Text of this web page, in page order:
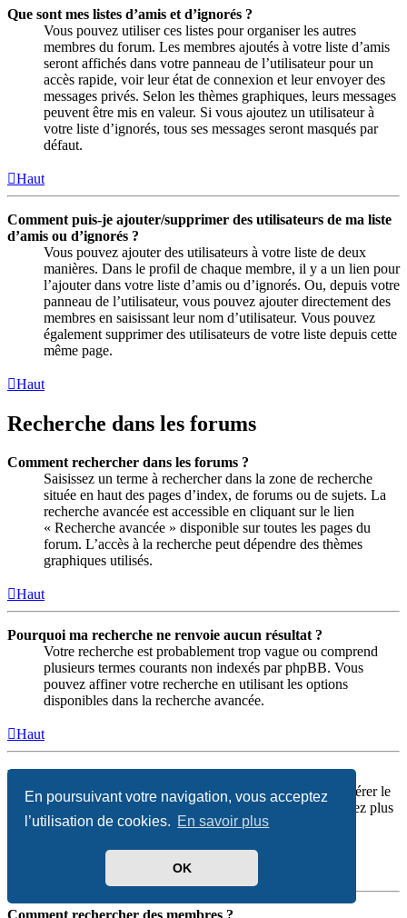
En poursuivant votre navigation, vous acceptez
l’utilisation de cookies. En savoir plus
OK
Que sont mes listes d’amis et d’ignorés ?
Vous pouvez utiliser ces listes pour organiser les autres
membres du forum. Les membres ajoutés à votre liste d’amis
seront affichés dans votre panneau de l’utilisateur pour un
accès rapide, voir leur état de connexion et leur envoyer des
messages privés. Selon les thèmes graphiques, leurs messages
peuvent être mis en valeur. Si vous ajoutez un utilisateur à
votre liste d’ignorés, tous ses messages seront masqués par
défaut.
Haut
Comment puis-je ajouter/supprimer des utilisateurs de ma liste
d’amis ou d’ignorés ?
Vous pouvez ajouter des utilisateurs à votre liste de deux
manières. Dans le profil de chaque membre, il y a un lien pour
l’ajouter dans votre liste d’amis ou d’ignorés. Ou, depuis votre
panneau de l’utilisateur, vous pouvez ajouter directement des
membres en saisissant leur nom d’utilisateur. Vous pouvez
également supprimer des utilisateurs de votre liste depuis cette
même page.
Haut
Recherche dans les forums
Comment rechercher dans les forums ?
Saisissez un terme à rechercher dans la zone de recherche
située en haut des pages d’index, de forums ou de sujets. La
recherche avancée est accessible en cliquant sur le lien
« Recherche avancée » disponible sur toutes les pages du
forum. L’accès à la recherche peut dépendre des thèmes
graphiques utilisés.
Haut
Pourquoi ma recherche ne renvoie aucun résultat ?
Votre recherche est probablement trop vague ou comprend
plusieurs termes courants non indexés par phpBB. Vous
pouvez affiner votre recherche en utilisant les options
disponibles dans la recherche avancée.
Haut
Pourquoi ma recherche renvoie une page blanche ?!
Votre recherche renvoie plus de résultats que ne peut gérer le
serveur Web. Utilisez la « Recherche avancée » et soyez plus
précis dans le choix des termes utilisés et des forums